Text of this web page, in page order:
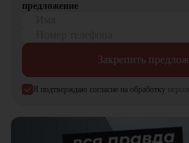
предложение
Закрепить
Я подтверждаю согласие на обработку